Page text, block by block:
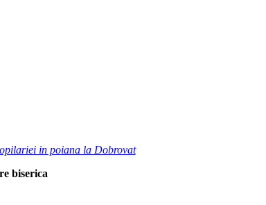
in poiana la Dobrovat